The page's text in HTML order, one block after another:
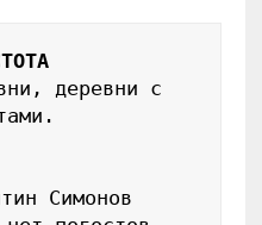
ПУСТОТА
Симонов